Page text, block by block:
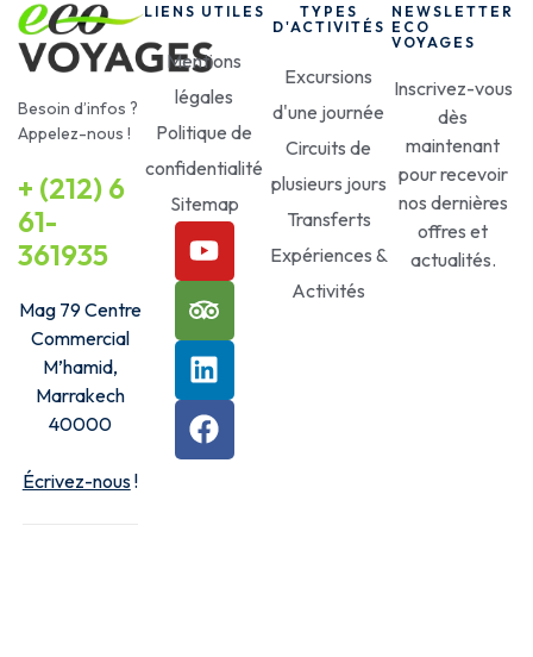
Besoin d’infos ?
Appelez-nous !
+ (212) 6
61-
361935
Mag 79 Centre
Commercial
M’hamid,
Marrakech
40000
Écrivez-nous!
LIENS UTILES
Mentions
légales
Politique de
confidentialité
Sitemap
TYPES
D'ACTIVITÉS
Excursions
d'une journée
Circuits de
plusieurs jours
Transferts
Expériences &
Activités
NEWSLETTER
ECO
VOYAGES
Inscrivez-vous
dès
maintenant
pour recevoir
nos dernières
offres et
actualités.